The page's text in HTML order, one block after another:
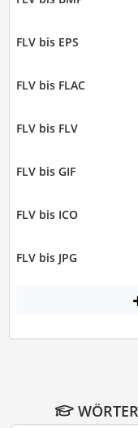
FLV bis EPS
FLV bis FLAC
FLV bis FLV
FLV bis GIF
FLV bis ICO
FLV bis JPG